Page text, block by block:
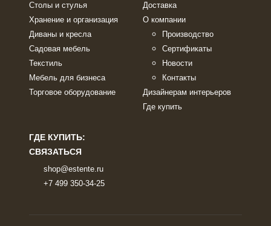
Столы и стулья
Хранение и организация
Диваны и кресла
Садовая мебель
Текстиль
Мебель для бизнеса
Торговое оборудование
Доставка
О компании
Производство
Сертификаты
Новости
Контакты
Дизайнерам интерьеров
Где купить
ГДЕ КУПИТЬ:
СВЯЗАТЬСЯ
shop@estente.ru
+7 499 350-34-25